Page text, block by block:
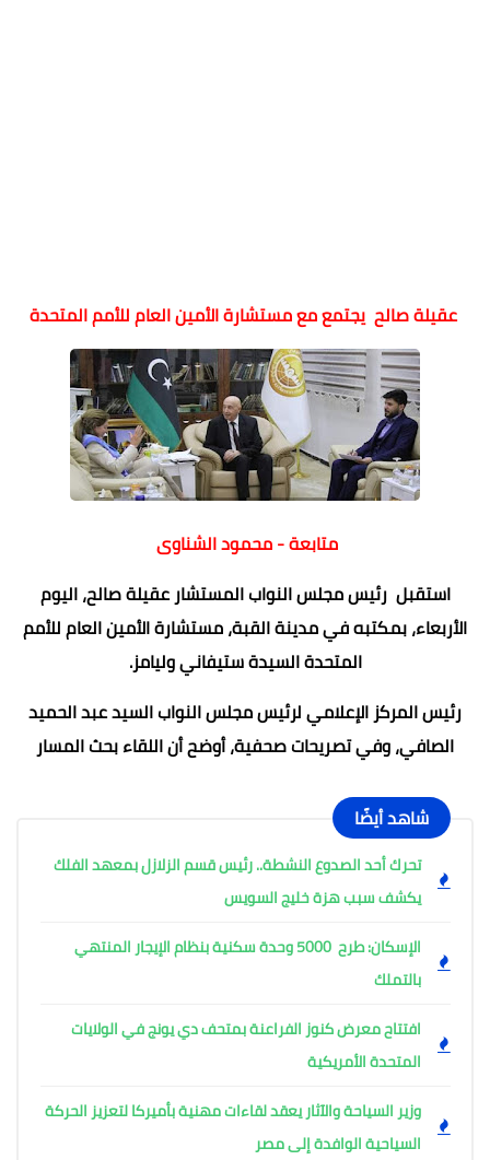
عقيلة صالح يجتمع مع مستشارة الأمين العام للأمم المتحدة
متابعة - محمود الشناوى
استقبل رئيس مجلس النواب المستشار عقيلة صالح، اليوم
الأربعاء، بمكتبه في مدينة القبة، مستشارة الأمين العام للأمم
المتحدة السيدة ستيفاني وليامز.
رئيس المركز الإعلامي لرئيس مجلس النواب السيد عبد الحميد
الصافي، وفي تصريحات صحفية، أوضح أن اللقاء بحث المسار
شاهد أيضًا
تحرك أحد الصدوع النشطة.. رئيس قسم الزلازل بمعهد الفلك
يكشف سبب هزة خليج السويس
الإسكان: طرح 5000 وحدة سكنية بنظام الإيجار المنتهي
بالتملك
افتتاح معرض كنوز الفراعنة بمتحف دي يونج في الولايات
المتحدة الأمريكية
وزير السياحة والآثار يعقد لقاءات مهنية بأميركا لتعزيز الحركة
السياحية الوافدة إلى مصر